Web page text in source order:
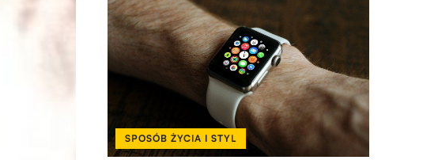
ZDROWIE
10.01.2023
Czy depilacja laserowa jest inwazyjna dla
zdrowia skóry? Czy to bezpieczne?
Laserowe usuwanie włosów jest nieinwazyjną
procedurą, która trwale usuwa niechciane
SPOSÓB ŻYCIA I STYL